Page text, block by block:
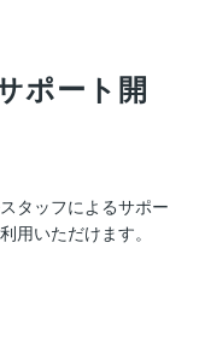
ポート開
タッフによるサポー
用いただけます。